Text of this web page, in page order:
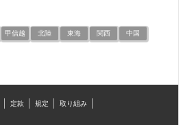
甲信越 北陸 東海 関西 中国
定款 規定 取り組み